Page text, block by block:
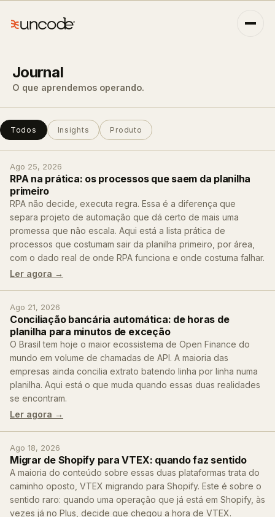
Journal
O que aprendemos operando.
Todos Insights Produto
Ago 25, 2026
RPA na prática: os processos que saem da planilha
primeiro
RPA não decide, executa regra. Essa é a diferença que
separa projeto de automação que dá certo de mais uma
promessa que não escala. Aqui está a lista prática de
processos que costumam sair da planilha primeiro, por área,
com o dado real de onde RPA funciona e onde costuma falhar.
Ler agora →
Ago 21, 2026
Conciliação bancária automática: de horas de
planilha para minutos de exceção
O Brasil tem hoje o maior ecossistema de Open Finance do
mundo em volume de chamadas de API. A maioria das
empresas ainda concilia extrato batendo linha por linha numa
planilha. Aqui está o que muda quando essas duas realidades
se encontram.
Ler agora →
Ago 18, 2026
Migrar de Shopify para VTEX: quando faz sentido
A maioria do conteúdo sobre essas duas plataformas trata do
caminho oposto, VTEX migrando para Shopify. Este é sobre o
sentido raro: quando uma operação que já está em Shopify, às
vezes já no Plus, decide que chegou a hora de VTEX.